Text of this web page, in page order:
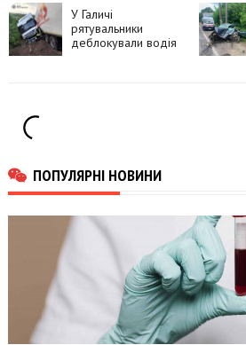
У Галичі
рятувальники
деблокували водія
ПОПУЛЯРНІ НОВИНИ